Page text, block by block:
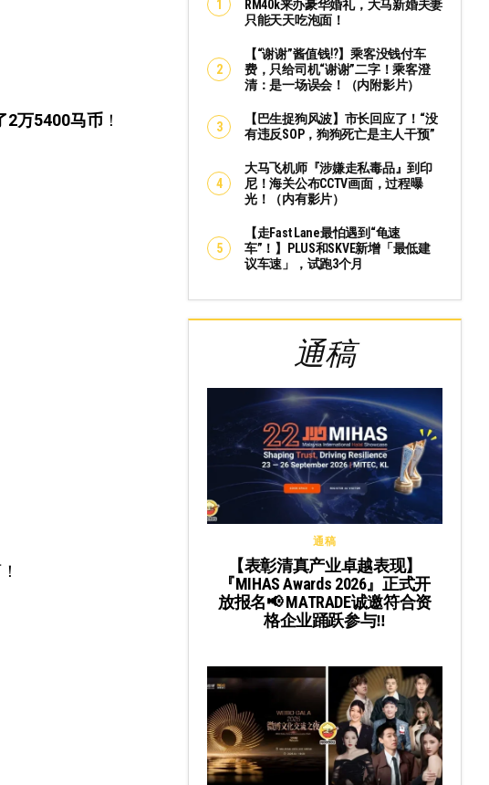
2万5400马币 ！
RM40k来办豪华婚礼，大马新婚夫妻
只能天天吃泡面！
【“谢谢”酱值钱⁉️】乘客没钱付车
费，只给司机“谢谢”二字！乘客澄
清：是一场误会！（内附影片）
【巴生捉狗风波】市长回应了！“没
有违反SOP，狗狗死亡是主人干预”
大马飞机师『涉嫌走私毒品』到印
尼！海关公布CCTV画面，过程曝
光！（内有影片）
【走Fast Lane最怕遇到“龟速
车”！】PLUS和SKVE新增「最低建
议车速」，试跑3个月
通稿
通稿
【表彰清真产业卓越表现】
『MIHAS Awards 2026』正式开
放报名📢 MATRADE诚邀符合资
格企业踊跃参与‼️